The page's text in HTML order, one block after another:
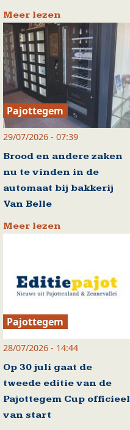
Meer lezen
Pajottegem
29/07/2026 - 07:39
Brood en andere zaken
nu te vinden in de
automaat bij bakkerij
Van Belle
Meer lezen
Pajottegem
28/07/2026 - 14:44
Op 30 juli gaat de
tweede editie van de
Pajottegem Cup officieel
van start